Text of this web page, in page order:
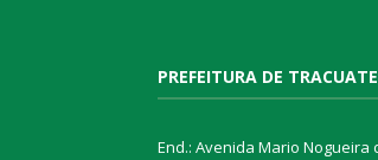
PREFEITURA DE
End.: Avenida Mario Nogueira